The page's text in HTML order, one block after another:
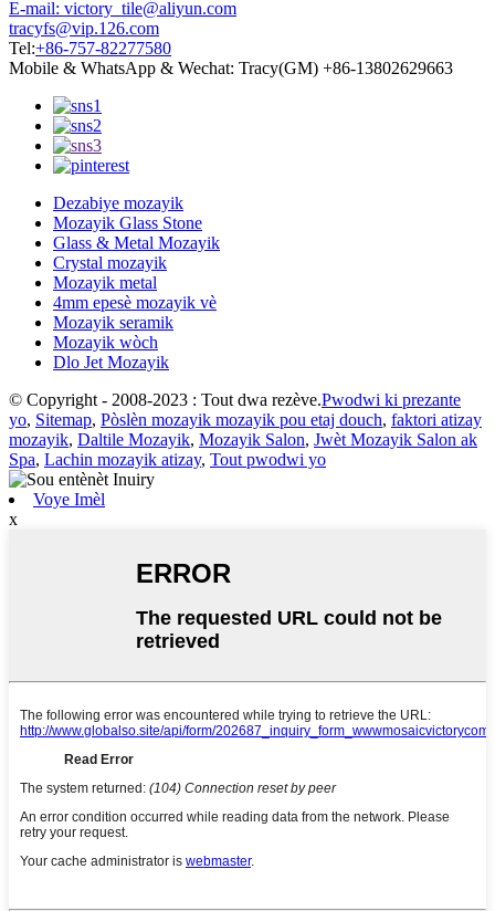
E-mail: victory_tile@aliyun.com
tracyfs@vip.126.com
Tel:+86-757-82277580
Mobile & WhatsApp & Wechat: Tracy(GM) +86-13802629663
Dezabiye mozayik
Mozayik Glass Stone
Glass & Metal Mozayik
Crystal mozayik
Mozayik metal
4mm epesè mozayik vè
Mozayik seramik
Mozayik wòch
Dlo Jet Mozayik
© Copyright - 2008-2023 : Tout dwa rezève.Pwodwi ki prezante
yo, Sitemap, Pòslèn mozayik mozayik pou etaj douch, faktori atizay
mozayik, Daltile Mozayik, Mozayik Salon, Jwèt Mozayik Salon ak
Spa, Lachin mozayik atizay, Tout pwodwi yo
Voye Imèl
x